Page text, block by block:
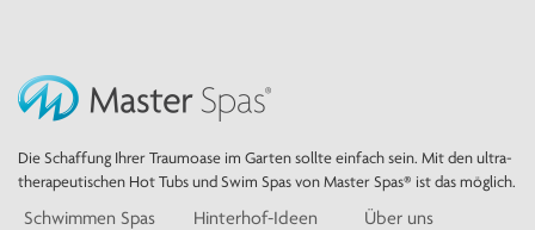
Die Schaffung Ihrer Traumoase im Garten sollte einfach sein. Mit den ultra-
therapeutischen Hot Tubs und Swim Spas von Master Spas® ist das möglich.
Schwimmen Spas
Hinterhof-Ideen
Über uns